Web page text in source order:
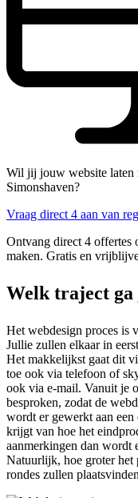
Wil jij jouw website laten
Simonshaven?
Vraag direct 4 aan van
Ontvang direct 4 offertes
maken. Gratis en
Welk traject
Het webdesign proces is
Jullie zullen elkaar in
Het makkelijkst gaat dit
toe ook via telefoon of
ook via e-mail. Vanuit je
besproken, zodat de
wordt er gewerkt aan een
krijgt van hoe het
aanmerkingen dan wordt
Natuurlijk, hoe groter het
rondes zullen